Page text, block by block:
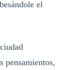
el
pensamientos,